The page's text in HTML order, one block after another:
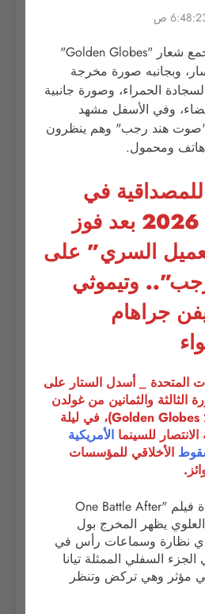
في
غولدن غلوب 2026 بعد فوز
السري” على
وتيموثي
جراهام
المتحدة _ أسدل الستار على
الثالثة والثمانين من غولدن
غلوب 2026 (Golden Globes 2026)، في ليلة
للسينما الأمريكية
الأخلاقي للمؤسسات